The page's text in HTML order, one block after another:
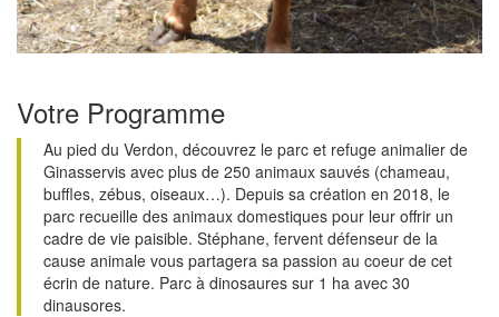
Votre Programme
Au pied du Verdon, découvrez le parc et refuge animalier de
Ginasservis avec plus de 250 animaux sauvés (chameau,
buffles, zébus, oiseaux…). Depuis sa création en 2018, le
parc recueille des animaux domestiques pour leur offrir un
cadre de vie paisible. Stéphane, fervent défenseur de la
cause animale vous partagera sa passion au coeur de cet
écrin de nature. Parc à dinosaures sur 1 ha avec 30
dinausores.